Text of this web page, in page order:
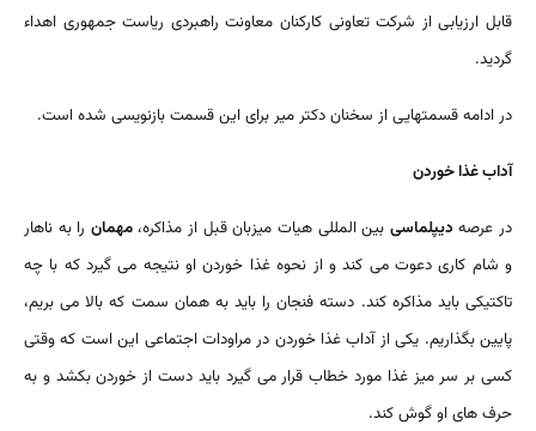
قابل ارزیابی از شرکت تعاونی کارکنان معاونت راهبردی ریاست جمهوری اهداء
گردید.
در ادامه قسمتهایی از سخنان دکتر میر برای این قسمت بازنویسی شده است.
آداب غذا خوردن
در عرصه دیپلماسی بین المللی هیات میزبان قبل از مذاکره،مهمان را به ناهار
و شام کاری دعوت می کند و از نحوه غذا خوردن او نتیجه می گیرد که با چه
تاکتیکی باید مذاکره کند. دسته فنجان را باید به همان سمت که بالا می بریم،
پایین بگذاریم. یکی از آداب غذا خوردن در مراودات اجتماعی این است که وقتی
کسی بر سر میز غذا مورد خطاب قرار می گیرد باید دست از خوردن بکشد و به
حرف های او گوش کند.